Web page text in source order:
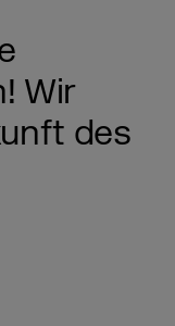
Wir
des